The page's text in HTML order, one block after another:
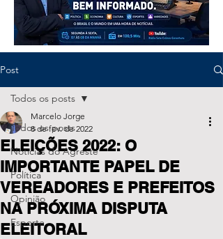
Post
Todos os posts
Notícias do Agreste
Política
Opinião
Esporte
Todos os posts
ELEIÇÕES 2022: O
IMPORTANTE PAPEL DE
VEREADORES E PREFEITOS
NA PRÓXIMA DISPUTA
ELEITORAL
Marcelo Jorge
8 de fev. de 2022